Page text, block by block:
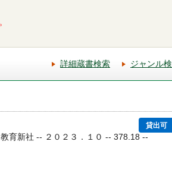
詳細蔵書検索 ジャンル
貸出可
育新社 -- ２０２３．１０ -- 378.18 --